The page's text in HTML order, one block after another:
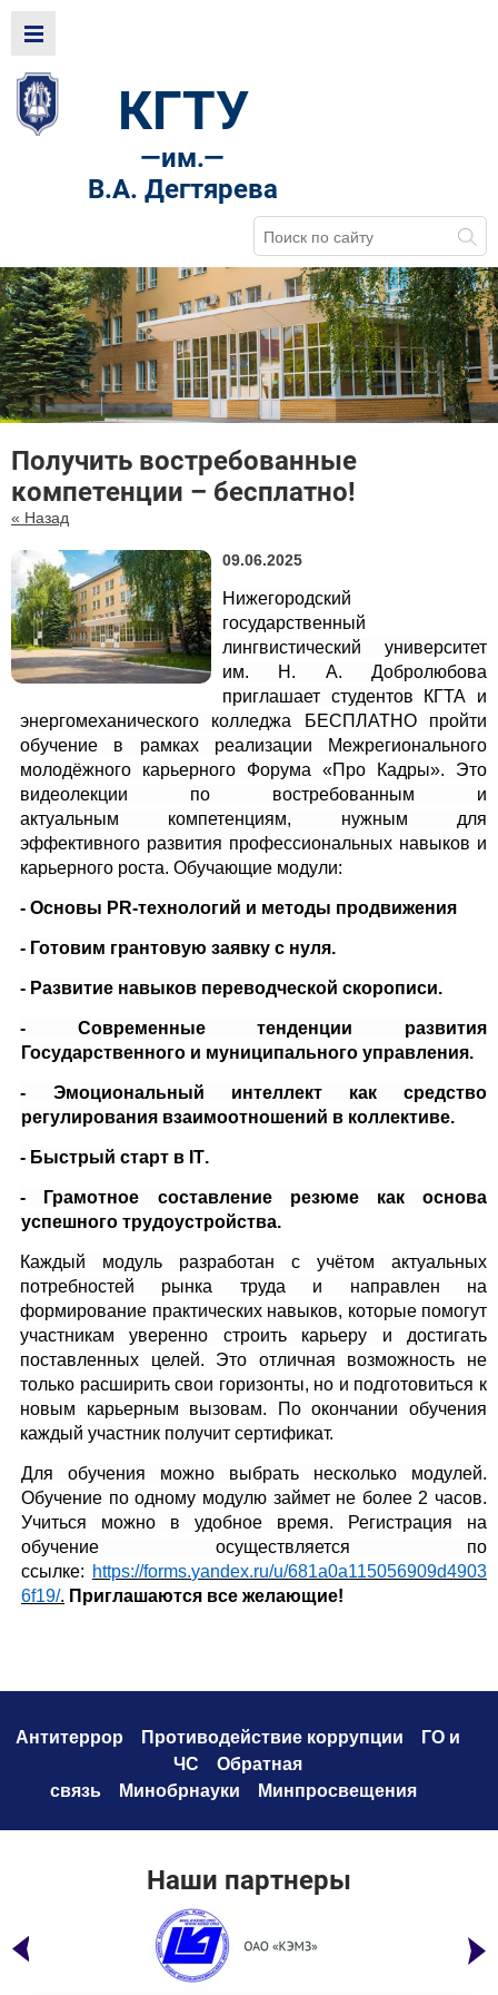
КГТУ
—им.—
В.А. Дегтярева
Получить востребованные
компетенции – бесплатно!
« Назад
09.06.2025
Нижегородский
государственный
лингвистический университет
им. Н. А. Добролюбова
приглашает студентов КГТА и
энергомеханического колледжа БЕСПЛАТНО пройти
обучение в рамках реализации Межрегионального
молодёжного карьерного Форума «Про Кадры». Это
видеолекции по востребованным и
актуальным компетенциям, нужным для
эффективного развития профессиональных навыков и
карьерного роста. Обучающие модули:
- Основы PR-технологий и методы продвижения
- Готовим грантовую заявку с нуля.
- Развитие навыков переводческой скорописи.
- Современные тенденции развития
Государственного и муниципального управления.
- Эмоциональный интеллект как средство
регулирования взаимоотношений в коллективе.
- Быстрый старт в IT.
- Грамотное составление резюме как основа
успешного трудоустройства.
Каждый модуль разработан с учётом актуальных
потребностей рынка труда и направлен на
формирование практических навыков, которые помогут
участникам уверенно строить карьеру и достигать
поставленных целей. Это отличная возможность не
только расширить свои горизонты, но и подготовиться к
новым карьерным вызовам. По окончании обучения
каждый участник получит сертификат.
Для обучения можно выбрать несколько модулей.
Обучение по одному модулю займет не более 2 часов.
Учиться можно в удобное время. Регистрация на
обучение осуществляется по
ссылке: https://forms.yandex.ru/u/681a0a115056909d4903
6f19/. Приглашаются все желающие!
Антитеррор Противодействие коррупции
ГО и
ЧС
Обратная
связь
Минобрнауки Минпросвещения
Наши партнеры